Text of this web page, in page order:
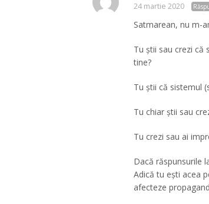
24 martie 2020
Satmarean, nu m-
Tu știi sau crezi că
tine?
Tu știi că sistemul
Tu chiar știi sau
Tu crezi sau ai
Dacă răspunsurile
Adică tu ești acea
afecteze